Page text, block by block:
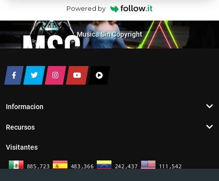
Powered by
Musica Sin Copyright
Informacion
Recursos
Visitantes